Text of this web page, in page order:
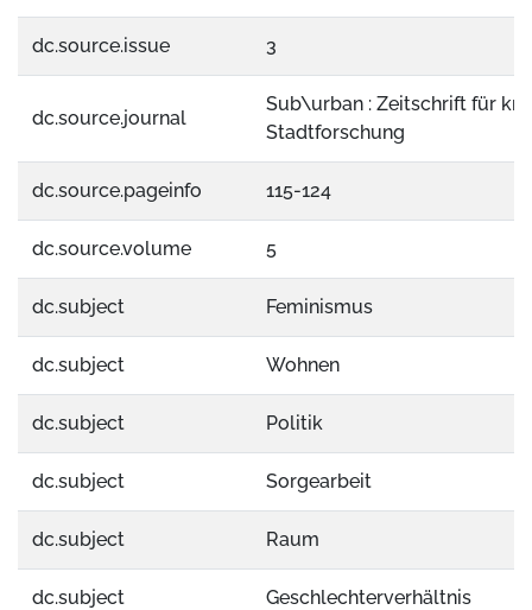
dc.source.issue 3
dc.source.journal
Sub\urban : Zeitschrift für
Stadtforschung
dc.source.pageinfo 115-124
dc.source.volume 5
dc.subject Feminismus
dc.subject Wohnen
dc.subject Politik
dc.subject Sorgearbeit
dc.subject Raum
dc.subject Geschlechterverhältnis